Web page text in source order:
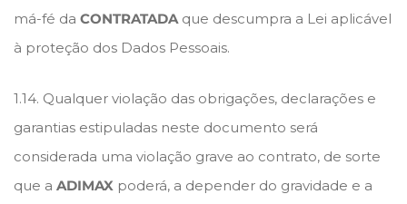
má-fé da CONTRATADAque descumpra a Lei aplicável
à proteção dos Dados Pessoais.
1.14. Qualquer violação das obrigações, declarações e
garantias estipuladas neste documento será
considerada uma violação grave ao contrato, de sorte
que a ADIMAX poderá, a depender do gravidade e a